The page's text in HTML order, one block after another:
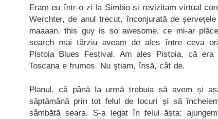
Eram eu într-o zi la Simbio și revizitam virtual
Werchter, de anul trecut, înconjurată de
maaaan, this guy is so awesome, ce mi-ar
search mai târziu aveam de ales între ceva
Pistoia Blues Festival. Am ales Pistoia, că
Toscana e frumos. Nu știam, însă, cât de.
Planul, că până la urmă trebuia să avem și
săptămână prin tot felul de locuri și să
sâmbătă seara. S-a legat în felul ăsta: